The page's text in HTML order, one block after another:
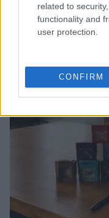
related to
functionality and
user protection.
CONFIRM
Game Industry